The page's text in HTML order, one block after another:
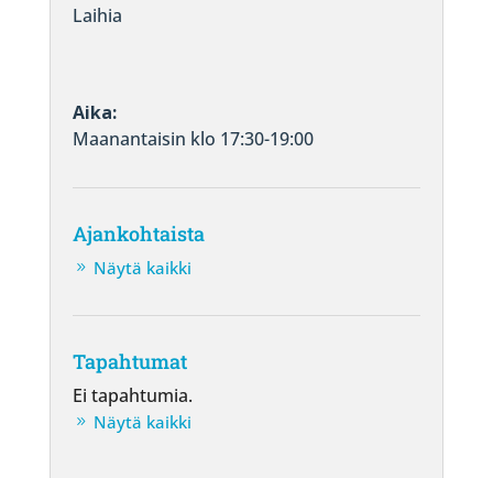
Laihia
Aika:
Maanantaisin klo 17:30-19:00
Ajankohtaista
Näytä kaikki
Tapahtumat
Ei tapahtumia.
Näytä kaikki